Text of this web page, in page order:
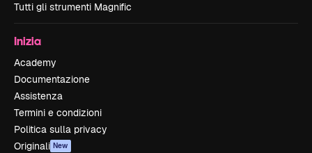
Tutti gli strumenti Magnific
Inizia
Academy
Documentazione
Assistenza
Termini e condizioni
Politica sulla privacy
Originali New